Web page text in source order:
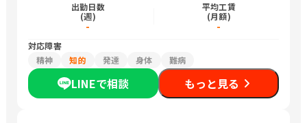
出勤日数
(週)
-
平均工賃
(月額)
-
対応障害
精神
知的 発達 身体 難病
LINEで相談 もっと見る